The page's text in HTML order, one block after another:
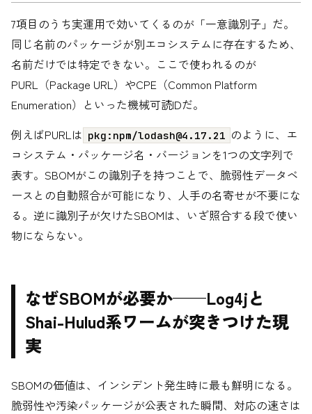
7項目のうち実運用で効いてくるのが「一意識別子」だ。
同じ名前のパッケージが別エコシステムに存在するため、
名前だけでは特定できない。ここで使われるのが
PURL（Package URL）やCPE（Common Platform
Enumeration）といった機械可読IDだ。
例えばPURLは pkg:npm/lodash@4.17.21 のように、エ
コシステム・パッケージ名・バージョンを1つの文字列で
表す。SBOMがこの識別子を持つことで、脆弱性データベ
ースとの自動照合が可能になり、人手の名寄せが不要にな
る。逆に識別子が欠けたSBOMは、いざ照合する段で使い
物にならない。
なぜSBOMが必要か——Log4jと
Shai-Hulud系ワームが突きつけた現
実
SBOMの価値は、インシデント発生時に最も鮮明になる。
脆弱性や汚染パッケージが公表された瞬間、対応の速さは